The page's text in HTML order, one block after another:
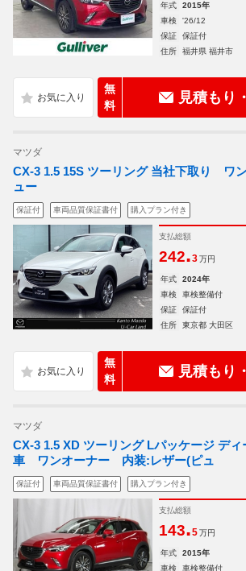
年式 2015年
車検
'26/12
保証
保証付
住所
福井県 福井市
無
料
見積もり
マツダ
CX-3 1.5 15S ツーリング 当社下取り ワ
ュー
保証付 車両品質保証書付 購入プラン付き
支払総額
242.3 万円
年式 2024年
車検
車検整備付
保証
保証付
住所
東京都 大田区
無
料
見積もり
マツダ
CX-3 1.5 XD ツーリング Lパッケージ ディ
車 ワンオーナー 内装:レザー(ピュ
保証付 車両品質保証書付 購入プラン付き
支払総額
143.5 万円
年式 2015年
車検
車検整備付